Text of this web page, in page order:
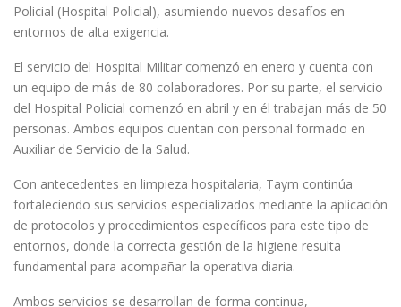
Policial (Hospital Policial), asumiendo nuevos desafíos en
entornos de alta exigencia.
El servicio del Hospital Militar comenzó en enero y cuenta con
un equipo de más de 80 colaboradores. Por su parte, el servicio
del Hospital Policial comenzó en abril y en él trabajan más de 50
personas. Ambos equipos cuentan con personal formado en
Auxiliar de Servicio de la Salud.
Con antecedentes en limpieza hospitalaria, Taym continúa
fortaleciendo sus servicios especializados mediante la aplicación
de protocolos y procedimientos específicos para este tipo de
entornos, donde la correcta gestión de la higiene resulta
fundamental para acompañar la operativa diaria.
Ambos servicios se desarrollan de forma continua,